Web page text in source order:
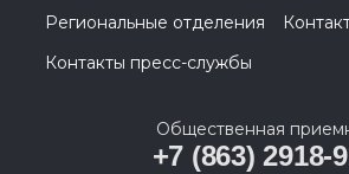
Региональные отделения
Контакты пресс-службы
Общественная
+7 (863) 2918-